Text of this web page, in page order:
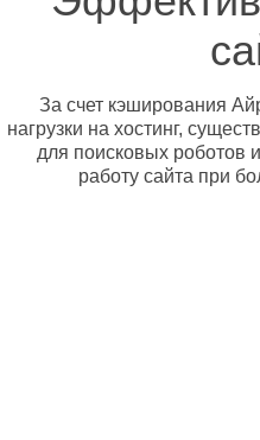
За счет кэширования
нагрузки на хостинг,
для поисковых роботов
работу сайта при